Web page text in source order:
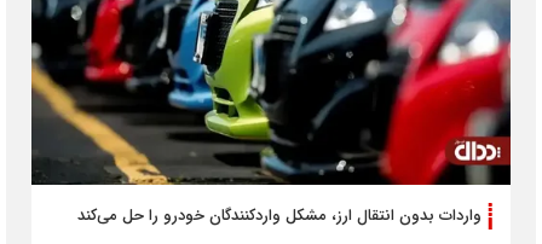
واردات بدون انتقال ارز، مشکل واردکنندگان خودرو را حل می‌کند